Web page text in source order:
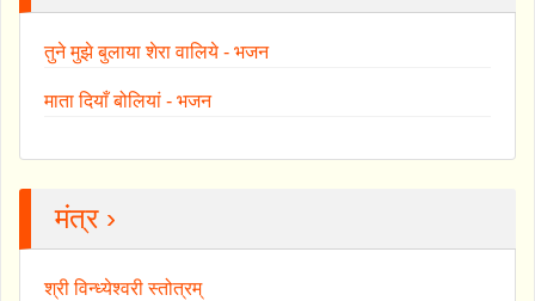
तुने मुझे बुलाया शेरा वालिये - भजन
माता दियाँ बोलियां - भजन
मंत्र ›
श्री विन्ध्येश्वरी स्तोत्रम्